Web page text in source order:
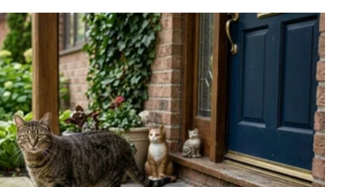
para afastar insetos em casa com segurança?
se utilizar dispositivos apropriados para dispersão dos
manter o aroma por períodos prolongados e funcionam bem
aromáticas são indicadas para momentos específicos ou em